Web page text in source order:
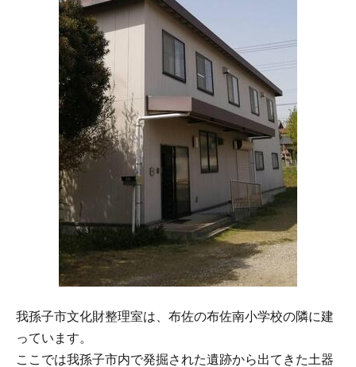
我孫子市文化財整理室は、布佐の布佐南小学校の隣に建
っています。
ここでは我孫子市内で発掘された遺跡から出てきた土器